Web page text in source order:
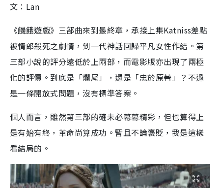
文：Lan
《饑餓遊戲》三部曲來到最終章，承接上集Katniss差點
被情郎殺死之劇情，到一代神話回歸平凡女性作結。第
三部小說的評分遠低於上兩部，而電影版亦出現了兩極
化的評價。到底是「爛尾」，還是「忠於原著」？不過
是一條開放式問題，沒有標準答案。
個人而言，雖然第三部的確未必幕幕精彩，但也算得上
是有始有終，革命尚算成功。暫且不論褒貶，我是這樣
看結局的。